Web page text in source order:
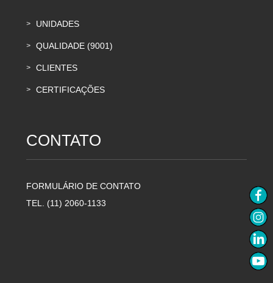
> UNIDADES
> QUALIDADE (9001)
> CLIENTES
> CERTIFICAÇÕES
CONTATO
FORMULÁRIO DE CONTATO
TEL. (11) 2060-1133